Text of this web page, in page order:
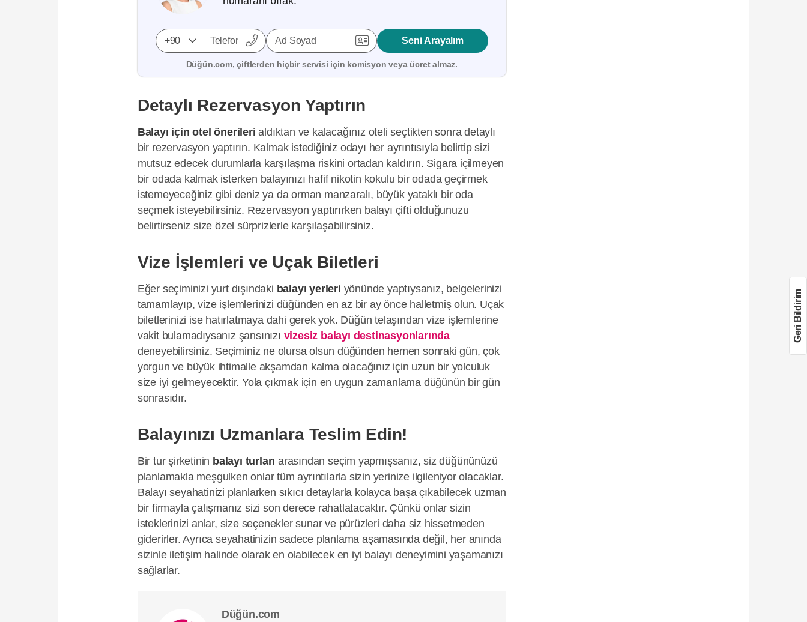
Ad Soyad Seni Arayalım
Düğün.com, çiftlerden hiçbir servisi için komisyon veya ücret almaz.
Detaylı Rezervasyon Yaptırın
Balayı için otel önerileri aldıktan ve kalacağınız oteli seçtikten sonra detaylı
bir rezervasyon yaptırın. Kalmak istediğiniz odayı her ayrıntısıyla belirtip sizi
mutsuz edecek durumlarla karşılaşma riskini ortadan kaldırın. Sigara içilmeyen
bir odada kalmak isterken balayınızı hafif nikotin kokulu bir odada geçirmek
istemeyeceğiniz gibi deniz ya da orman manzaralı, büyük yataklı bir oda
seçmek isteyebilirsiniz. Rezervasyon yaptırırken balayı çifti olduğunuzu
belirtirseniz size özel sürprizlerle karşılaşabilirsiniz.
Vize İşlemleri ve Uçak Biletleri
Eğer seçiminizi yurt dışındaki balayı yerleri yönünde yaptıysanız, belgelerinizi
tamamlayıp, vize işlemlerinizi düğünden en az bir ay önce halletmiş olun. Uçak
biletlerinizi ise hatırlatmaya dahi gerek yok. Düğün telaşından vize işlemlerine
vakit bulamadıysanız şansınızı vizesiz balayı destinasyonlarında
deneyebilirsiniz. Seçiminiz ne olursa olsun düğünden hemen sonraki gün, çok
yorgun ve büyük ihtimalle akşamdan kalma olacağınız için uzun bir yolculuk
size iyi gelmeyecektir. Yola çıkmak için en uygun zamanlama düğünün bir gün
sonrasıdır.
Balayınızı Uzmanlara Teslim Edin!
Bir tur şirketinin balayı turları arasından seçim yapmışsanız, siz düğününüzü
planlamakla meşgulken onlar tüm ayrıntılarla sizin yerinize ilgileniyor olacaklar.
Balayı seyahatinizi planlarken sıkıcı detaylarla kolayca başa çıkabilecek uzman
bir firmayla çalışmanız sizi son derece rahatlatacaktır. Çünkü onlar sizin
isteklerinizi anlar, size seçenekler sunar ve pürüzleri daha siz hissetmeden
giderirler. Ayrıca seyahatinizin sadece planlama aşamasında değil, her anında
sizinle iletişim halinde olarak en olabilecek en iyi balayı deneyimini yaşamanızı
sağlarlar.
Düğün.com
Geri Bildirim